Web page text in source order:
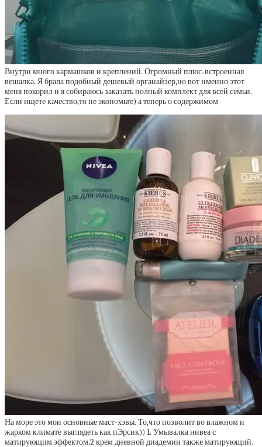
Внутри много кармашков и креплений. Огромный плюс-встроенная
вешалка. Я брала подобный дешевый органайзер,но вот именно этот
меня покорил и я собираюсь заказать полный комплект для всей семьи.
Если ищете качество,то не экономьте) а теперь о содержимом
На море это мои основные маст-хэвы. То,что позволит во влажном и
жарком климате выглядеть как пЭрсик)) 1. Умывалка нивеа с
матирующим эффектом.2 крем дневной диадемин также матирующий.